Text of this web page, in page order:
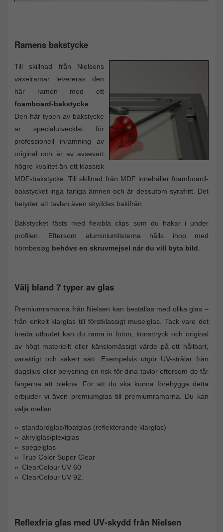
Ramens bakstycke
Till skillnad från Nielsens
växelramar levereras den
här ramen med ett
foamboard-bakstycke
Den här typen av bakstycke
är specialutvecklat för
professionell inramning av
original och är av avsevärt
högre kvalitet än ett klassisk
MDF-bakstycke. Till skillnad från MDF innehåller foamboard-
bakstycket inga farliga ämnen och är dessutom syrafritt. Det
betyder att tavlan även skyddas bakifrån.
Bakstycket fästs med flexibla clips som du hakar i under
profilen. Eftersom aluminiumlisterna hålls ihop med
hörnbeslag behövs en skruvmejsel när du vill byta bild
Välj bland 7 typer av glas
Premiumramarna från Nielsen kan beställas med olika glas –
från enkelt klarglas till förstklassigt museiglas. Tack vare det
breda utbudet kan du rama in foton, konsttryck och original
av högt materiellt eller känslomässigt värde på ett hållbart,
varaktigt och säkert sätt. Exempelvis utgör UV-strålar från
dagsljus eller belysning en risk för dina tavlor eftersom de får
färgerna att blekna. För att du ska kunna förebygga detta
erbjuder vi även premiumglas till premiumramarna. Du kan
välja mellan:
standardglas/floatglas (reflekterande klarglas)
akrylglas/plexiglas
spegelglas
True Color Super Clear
ClearColour UV 60
ClearColour UV 92.
Reflexfria glas med UV-skydd från Nielsen